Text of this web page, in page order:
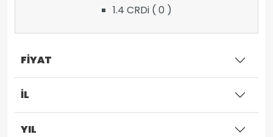
1.4 CRDi ( 0 )
FİYAT
İL
YIL